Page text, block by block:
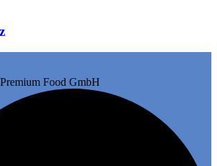
Food GmbH